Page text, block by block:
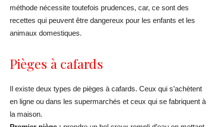
méthode nécessite toutefois prudences, car, ce sont des
recettes qui peuvent être dangereux pour les enfants et les
animaux domestiques.
Pièges à cafards
Il existe deux types de pièges à cafards. Ceux qui s’achètent
en ligne ou dans les supermarchés et ceux qui se fabriquent à
la maison.